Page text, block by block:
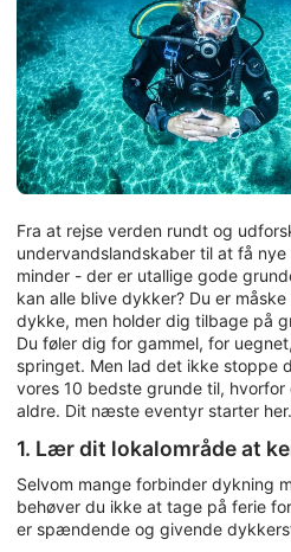
Fra at rejse verden rundt og
undervandslandskaber til at få
minder - der er utallige gode
kan alle blive dykker? Du er
dykke, men holder dig tilbage på
Du føler dig for gammel, for
springet. Men lad det ikke stoppe
vores 10 bedste grunde til,
aldre. Dit næste eventyr starter her.
1. Lær dit lokalområde at
Selvom mange forbinder dykning
behøver du ikke at tage på ferie
er spændende og givende